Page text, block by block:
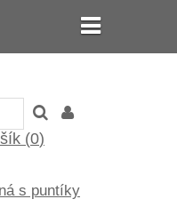
(0)
s puntíky